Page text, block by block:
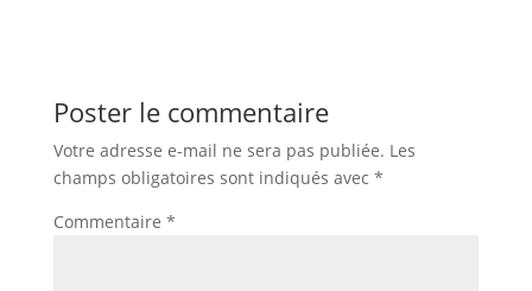
Poster le commentaire
Votre adresse e-mail ne sera pas publiée. Les
champs obligatoires sont indiqués avec *
Commentaire *